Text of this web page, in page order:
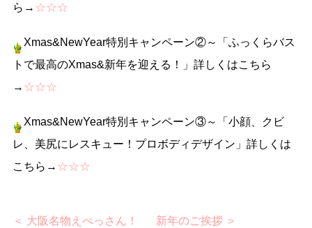
ら→ ☆☆☆
Xmas&NewYear特別キャンペーン②～「ふっくらバス
トで最高のXmas&新年を迎える！」詳しくはこちら
→ ☆☆☆
Xmas&NewYear特別キャンペーン③～「小顔、クビ
レ、美尻にレスキュー！プロボディデザイン」詳しくは
こちら→ ☆☆☆
＜ 大阪名物えべっさん！
新年のご挨拶 ＞